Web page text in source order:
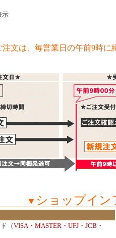
示
文は、毎営業日の午前9時に
▼ ショップイン
（VISA・MASTER・UFJ・JCB・